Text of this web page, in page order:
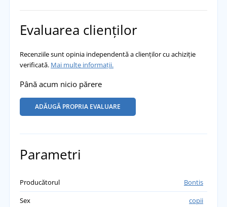
Evaluarea clienților
Recenziile sunt opinia independentă a clienților cu achiziție
verificată. Mai multe informații.
Până acum nicio părere
ADĂUGĂ PROPRIA EVALUARE
Parametri
Producătorul
Bontis
Sex
copii